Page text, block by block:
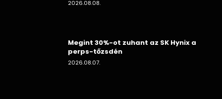
2026.08.08.
Megint 30%-ot zuhant az SK Hynix a
perps-tőzsdén
2026.08.07.